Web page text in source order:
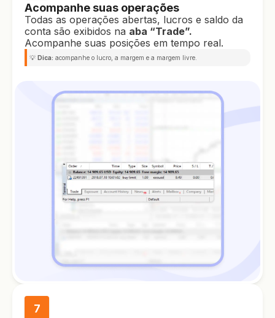
Acompanhe suas operações
Todas as operações abertas, lucros e saldo da
conta são exibidos na aba “Trade”.
Acompanhe suas posições em tempo real.
💡 Dica: acompanhe o lucro, a margem e a margem livre.
7